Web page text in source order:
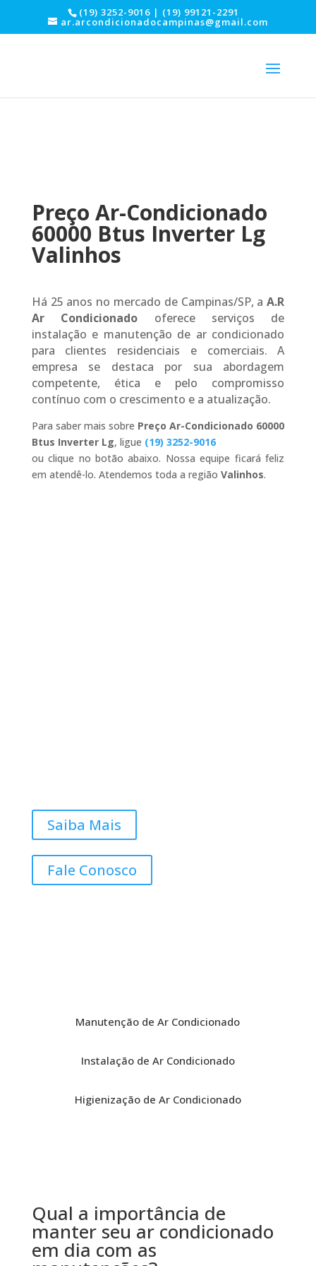
(19) 3252-9016 | (19) 99121-2291
ar.arcondicionadocampinas@gmail.com
Preço Ar-Condicionado
60000 Btus Inverter Lg
Valinhos
Há 25 anos no mercado de Campinas/SP, aA.R
Ar Condicionado oferece serviços de
instalação e manutenção de ar condicionado
para clientes residenciais e comerciais. A
empresa se destaca por sua abordagem
competente, ética e pelo compromisso
contínuo com o crescimento e a atualização.
Para saber mais sobre Preço Ar-Condicionado 60000
Btus Inverter Lg, ligue (19) 3252-9016
ou clique no botão abaixo. Nossa equipe ficará feliz
em atendê-lo. Atendemos toda a região Valinhos.
Saiba Mais
Fale Conosco
Manutenção de Ar Condicionado
Instalação de Ar Condicionado
Higienização de Ar Condicionado
Qual a importância de
manter seu ar condicionado
em dia com as